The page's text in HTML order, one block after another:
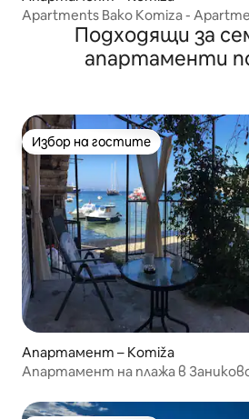
Apartments Bako Komiza -
Подходящи за
апартаменти
Избор на гостите
Избор на гостите
Апартамент – Komiža
Апартамент на плажа в